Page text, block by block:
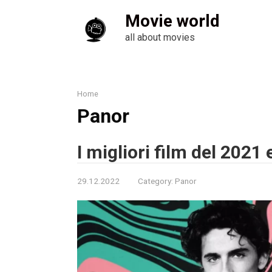
Movie world
all about movies
Home
Panor
I migliori film del 2021
29.12.2022 Category: Panor